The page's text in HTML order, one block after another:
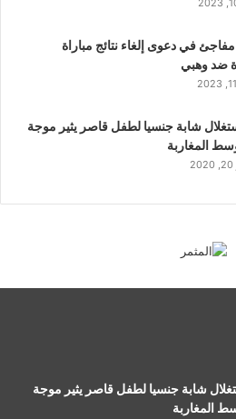
في دعوى إلغاء نتائج مباراة
ضد وهبي
شابة جنسيا لطفل قاصر يثير موجة
المغاربة
شابة جنسيا لطفل قاصر يثير موجة
المغاربة